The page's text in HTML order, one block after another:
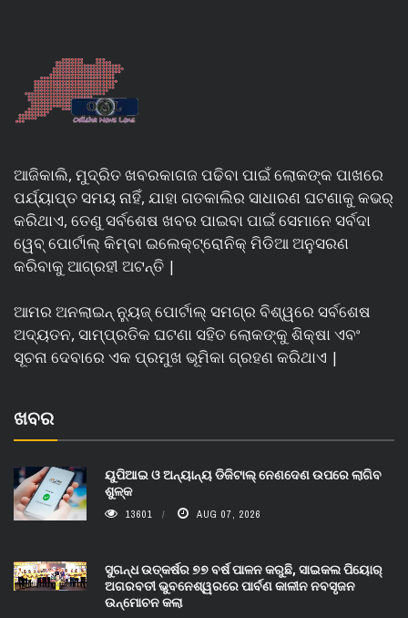
ଆଜିକାଲି, ମୁଦ୍ରିତ ଖବରକାଗଜ ପଢିବା ପାଇଁ ଲୋକଙ୍କ ପାଖରେ
ପର୍ଯ୍ୟାପ୍ତ ସମୟ ନାହିଁ, ଯାହା ଗତକାଲିର ସାଧାରଣ ଘଟଣାକୁ କଭର୍
କରିଥାଏ, ତେଣୁ ସର୍ବଶେଷ ଖବର ପାଇବା ପାଇଁ ସେମାନେ ସର୍ବଦା
ୱେବ୍ ପୋର୍ଟାଲ୍ କିମ୍ବା ଇଲେକ୍ଟ୍ରୋନିକ୍ ମିଡିଆ ଅନୁସରଣ
କରିବାକୁ ଆଗ୍ରହୀ ଅଟନ୍ତି |
ଆମର ଅନଲାଇନ୍ ନ୍ୟୁଜ୍ ପୋର୍ଟାଲ୍ ସମଗ୍ର ବିଶ୍ୱରେ ସର୍ବଶେଷ
ଅଦ୍ୟତନ, ସାମ୍ପ୍ରତିକ ଘଟଣା ସହିତ ଲୋକଙ୍କୁ ଶିକ୍ଷା ଏବଂ
ସୂଚନା ଦେବାରେ ଏକ ପ୍ରମୁଖ ଭୂମିକା ଗ୍ରହଣ କରିଥାଏ |
ଖବର
ୟୁପିଆଇ ଓ ଅନ୍ୟାନ୍ୟ ଡିଜିଟାଲ୍ ନେଣଦେଣ ଉପରେ ଲାଗିବ
ଶୁଳ୍କ
13601 AUG 07, 2026
ସୁଗନ୍ଧ ଉତ୍କର୍ଷର ୭୭ ବର୍ଷ ପାଳନ କରୁଛି, ସାଇକଲ ପିୟୋର୍‌
ଅଗରବତୀ ଭୁବନେଶ୍ୱରରେ ପାର୍ବଣ କାଳୀନ ନବସୃଜନ
ଉନ୍ମୋଚନ କଲା